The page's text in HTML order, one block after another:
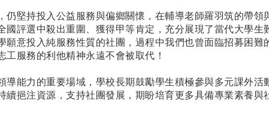
堅持投入公益服務與偏鄉關懷，在輔導老師羅羽筑的帶領
評選中殺出重圍、獲得甲等肯定，充分展現了當代大學生
意投入純服務性質的社團，過程中我們也曾面臨招募困難
服務的利他精神永遠不會被取代！
能力的重要場域，學校長期鼓勵學生積極參與多元課外活
挹注資源，支持社團發展，期盼培育更多具備專業素養與